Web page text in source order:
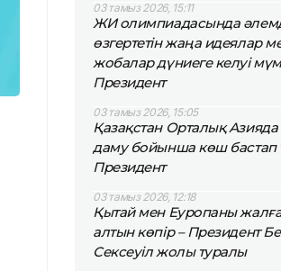
03 тамыз 2026, 15:11
ЖИ олимпиадасында
өзгертетін жаңа идеялар
жобалар дүниеге келуі
Президент
03 тамыз 2026, 15:05
Қазақстан Орталық
даму бойынша көш бастап
Президент
03 тамыз 2026, 12:18
Қытай мен Еуропаны
алтын көпір – Президент
Сексеуіл жолы туралы